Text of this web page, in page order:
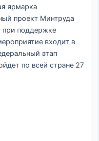
ярмарка
проект Минтруда
при поддержке
входит в
этап
по всей стране 27